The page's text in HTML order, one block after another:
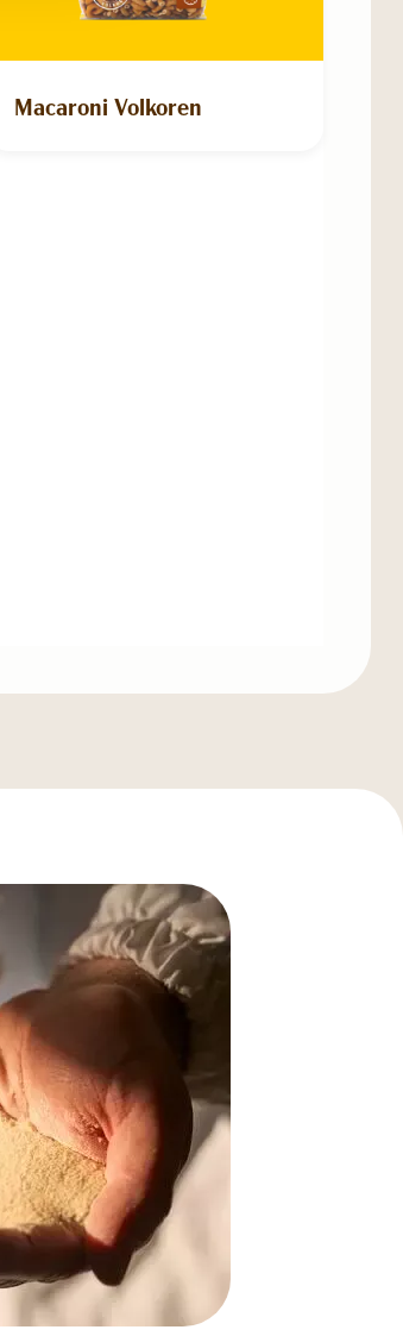
Macaroni Volkoren